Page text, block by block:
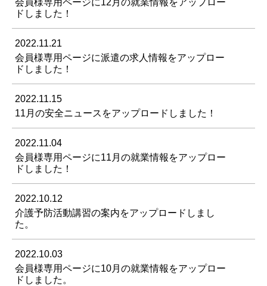
会員様専用ページに12月の就業情報をアップロー
ドしました！
2022.11.21
会員様専用ページに派遣の求人情報をアップロー
ドしました！
2022.11.15
11月の安全ニュースをアップロードしました！
2022.11.04
会員様専用ページに11月の就業情報をアップロー
ドしました！
2022.10.12
介護予防活動講習の案内をアップロードしまし
た。
2022.10.03
会員様専用ページに10月の就業情報をアップロー
ドしました。